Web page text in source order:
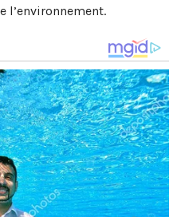
l’environnement.